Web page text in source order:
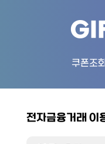
쿠폰조회
전자금융거래 이